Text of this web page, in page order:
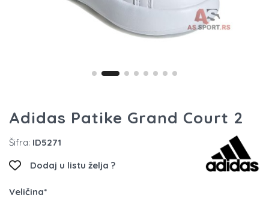
Adidas Patike Grand Court 2
Šifra: ID5271
Dodaj u listu želja ?
Veličina*